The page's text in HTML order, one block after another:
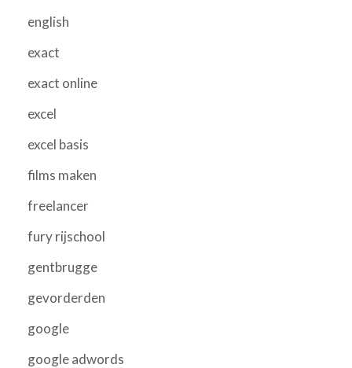
english
exact
exact online
excel
excel basis
films maken
freelancer
fury rijschool
gentbrugge
gevorderden
google
google adwords